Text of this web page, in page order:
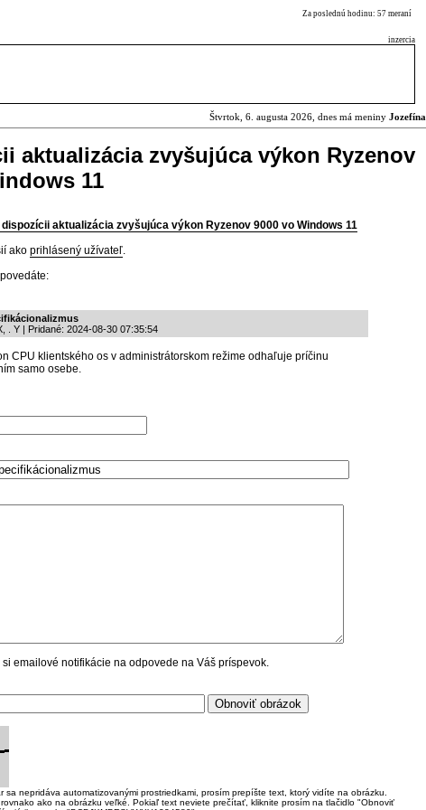
Za poslednú hodinu: 57 meraní
inzercia
Štvrtok, 6. augusta 2026, dnes má meniny Jozefína
aktualizácia zvyšujúca výkon Ryzenov
11
dispozícii aktualizácia zvyšujúca výkon Ryzenov 9000 vo Windows 11
ako prihlásený užívateľ.
. Y | Pridané: 2024-08-30 07:35:54
CPU klientského os v administrátorskom režime odhaľuje príčinu
samo osebe.
emailové notifikácie na odpovede na Váš príspevok.
sa nepridáva automatizovanými prostriedkami, prosím prepíšte text, ktorý vidíte na obrázku.
ako na obrázku veľké. Pokiaľ text neviete prečítať, kliknite prosím na tlačidlo "Obnoviť